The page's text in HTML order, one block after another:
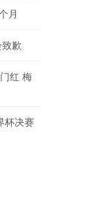
月
歉
红 梅
杯决赛